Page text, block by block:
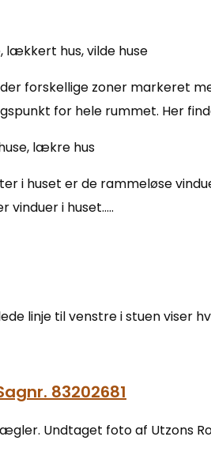
forskellige zoner markeret
for hele rummet. Her
i huset er de rammeløse
vinduer i huset…..
linje til venstre i stuen viser
83202681
Undtaget foto af Utzons